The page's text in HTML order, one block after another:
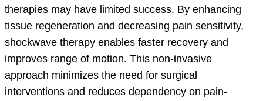
therapies may have limited success. By enhancing
tissue regeneration and decreasing pain sensitivity,
shockwave therapy enables faster recovery and
improves range of motion. This non-invasive
approach minimizes the need for surgical
interventions and reduces dependency on pain-